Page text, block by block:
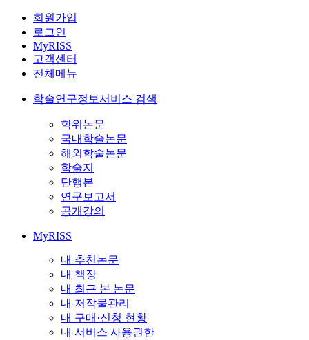
회원가입
로그인
MyRISS
고객센터
전체메뉴
학술연구정보서비스 검색
학위논문
국내학술논문
해외학술논문
학술지
단행본
연구보고서
공개강의
MyRISS
내 추천논문
내 책장
내 최근 본 논문
내 저작물관리
내 구매·신청 현황
내 서비스 사용권한